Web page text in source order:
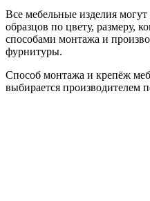
Все мебельные изделия
образцов по цвету, размеру,
способами монтажа и
фурнитуры.
Способ монтажа и крепёж
выбирается производителем